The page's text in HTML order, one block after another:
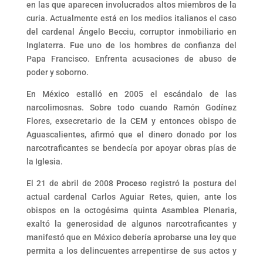
en las que aparecen involucrados altos miembros de la
curia. Actualmente está en los medios italianos el caso
del cardenal Ángelo Becciu, corruptor inmobiliario en
Inglaterra. Fue uno de los hombres de confianza del
Papa Francisco. Enfrenta acusaciones de abuso de
poder y soborno.
En México estalló en 2005 el escándalo de las
narcolimosnas. Sobre todo cuando Ramón Godínez
Flores, exsecretario de la CEM y entonces obispo de
Aguascalientes, afirmó que el dinero donado por los
narcotraficantes se bendecía por apoyar obras pías de
la Iglesia.
El 21 de abril de 2008 Proceso registró la postura del
actual cardenal Carlos Aguiar Retes, quien, ante los
obispos en la octogésima quinta Asamblea Plenaria,
exaltó la generosidad de algunos narcotraficantes y
manifestó que en México debería aprobarse una ley que
permita a los delincuentes arrepentirse de sus actos y